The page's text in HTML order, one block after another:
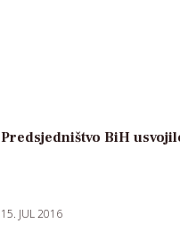
Predsjedništvo BiH
15. JUL 2016